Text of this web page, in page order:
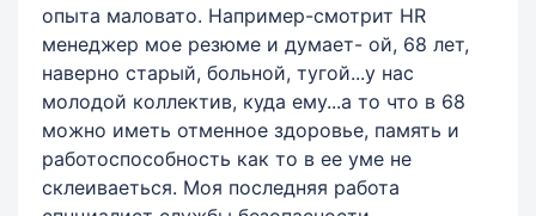
опыта маловато. Например-смотрит HR
менеджер мое резюме и думает- ой, 68 лет,
наверно старый, больной, тугой...у нас
молодой коллектив, куда ему...а то что в 68
можно иметь отменное здоровье, память и
работоспособность как то в ее уме не
склеиваеться. Моя последняя работа